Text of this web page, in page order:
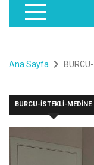
Ana Sayfa
BURCU-İSTEKLİ-MEDİNE